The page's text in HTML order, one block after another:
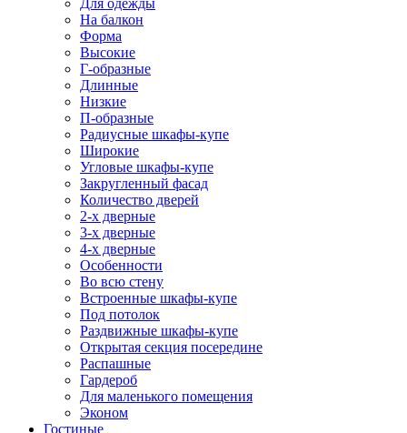
Для одежды
На балкон
Форма
Высокие
Г-образные
Длинные
Низкие
П-образные
Радиусные шкафы-купе
Широкие
Угловые шкафы-купе
Закругленный фасад
Количество дверей
2-х дверные
3-х дверные
4-х дверные
Особенности
Во всю стену
Встроенные шкафы-купе
Под потолок
Раздвижные шкафы-купе
Открытая секция посередине
Распашные
Гардероб
Для маленького помещения
Эконом
Гостиные